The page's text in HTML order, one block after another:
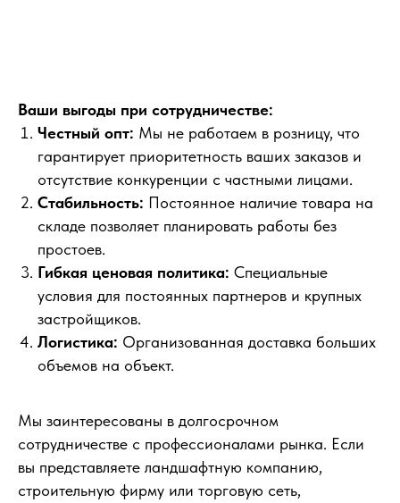
Ваши выгоды при сотрудничестве:
Честный опт: Мы не работаем в розницу, что
гарантирует приоритетность ваших заказов и
отсутствие конкуренции с частными лицами.
Стабильность: Постоянное наличие товара на
складе позволяет планировать работы без
простоев.
Гибкая ценовая политика: Специальные
условия для постоянных партнеров и крупных
застройщиков.
Логистика: Организованная доставка больших
объемов на объект.
Мы заинтересованы в долгосрочном
сотрудничестве с профессионалами рынка. Если
вы представляете ландшафтную компанию,
строительную фирму или торговую сеть,